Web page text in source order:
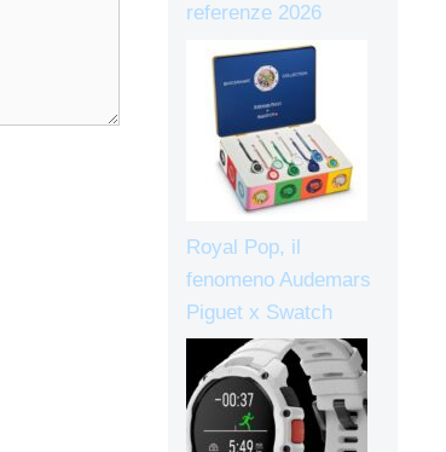
referenze 2026
Royal Pop, il
fenomeno Audemars
Piguet x Swatch